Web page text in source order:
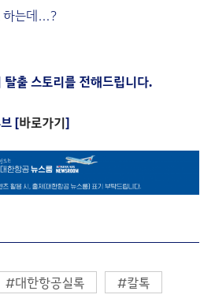
하는데…?
출 스토리를 전해드립니다.
[바로가기]
#대한항공실록 #칼톡